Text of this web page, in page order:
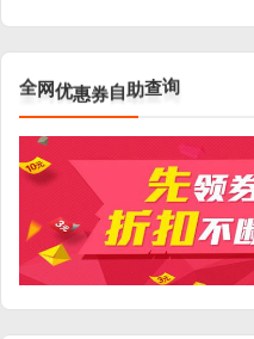
全网优惠券自助查询